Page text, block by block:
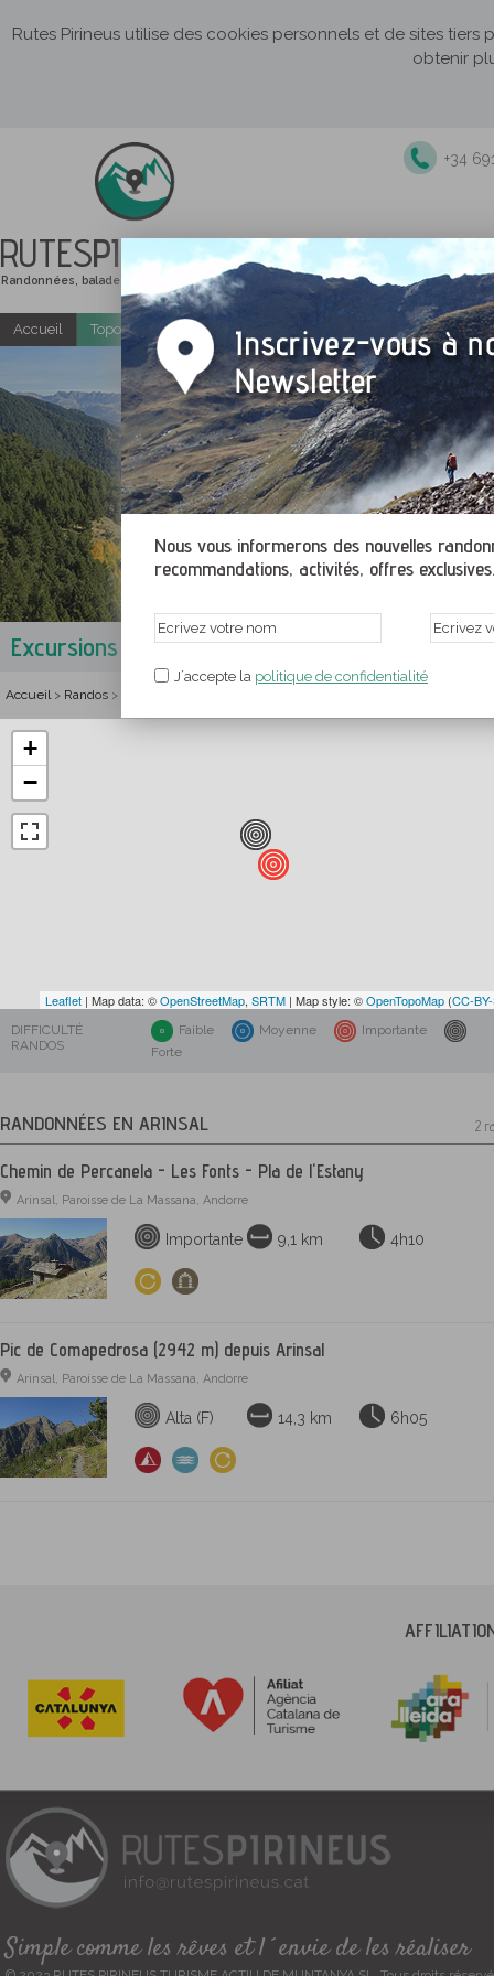
Rutes Pirineus utilise des cookies personnels et de sites
obtenir
RUTESPIRINEUS
Randonnées, balades et itinéraires de montagne
+34
Nous vous informerons des nouvelles
recommandations, activités, offres
J´accepte la politique de confidentialité
Accueil Topo-guides gratuits Randonnées accompagnées
Excursions en Arinsal
Accueil> Randos >
+
−
Leaflet | Map data: ©OpenStreetMap, SRTM | Map style: ©OpenTopoMap (CC-
DIFFICULTÉ
RANDOS
Faible Moyenne
Importante
Forte
RANDONNÉES EN ARINSAL 2
Chemin de Percanela - Les Fonts - Pla de l'Estany
Arinsal, Paroisse de La Massana, Andorre
Importante 9,1 km 4h10
Pic de Comapedrosa (2942 m) depuis Arinsal
Arinsal, Paroisse de La Massana, Andorre
Alta (F) 14,3 km 6h05
Simple comme les rêves et l´envie de les réaliser